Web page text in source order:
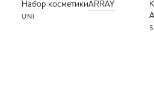
Набор косметикиARRAY
UNI